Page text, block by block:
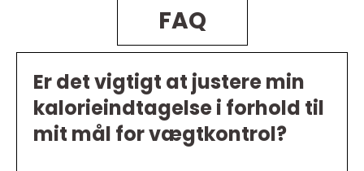
FAQ
Er det vigtigt at justere min
kalorieindtagelse i forhold til
mit mål for vægtkontrol?